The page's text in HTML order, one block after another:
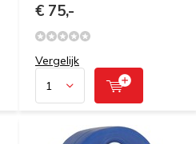
€ 75,-
Vergelijk